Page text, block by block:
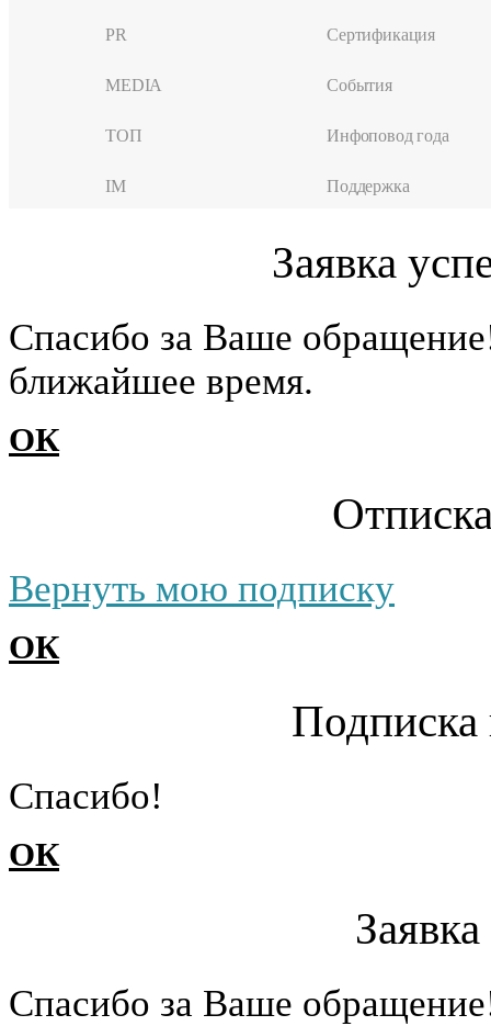
PR
MEDIA
ТОП
IM
Сертификация
События
Инфоповод года
Поддержка
Заявка
Cпасибо за Ваше
ближайшее время.
ОК
Вернуть мою подписку
ОК
Подписка
Cпасибо!
ОК
Cпасибо за Ваше